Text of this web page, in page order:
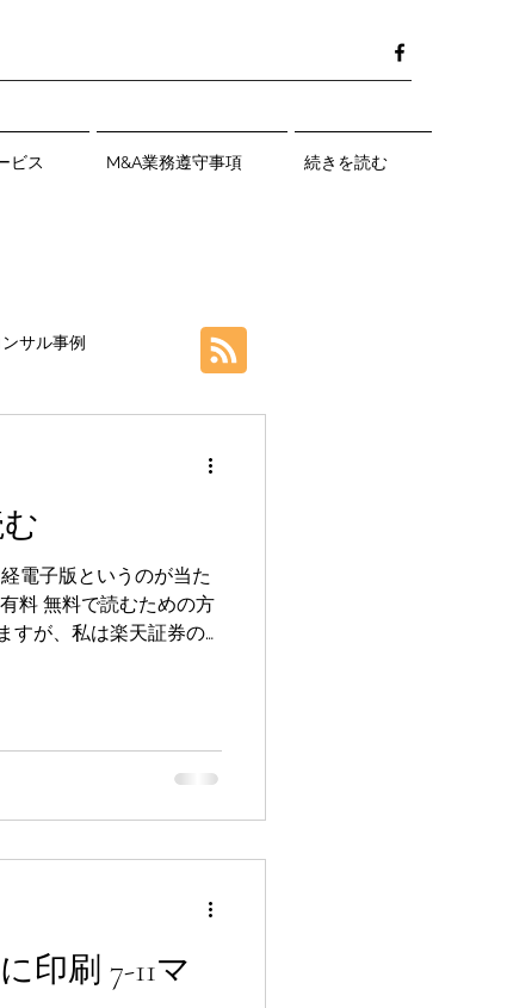
ビス M&A業務遵守事項 続きを読む
ンサル事例
電子版というのが当た
すが、私は楽天証券の
印刷 7-11マ